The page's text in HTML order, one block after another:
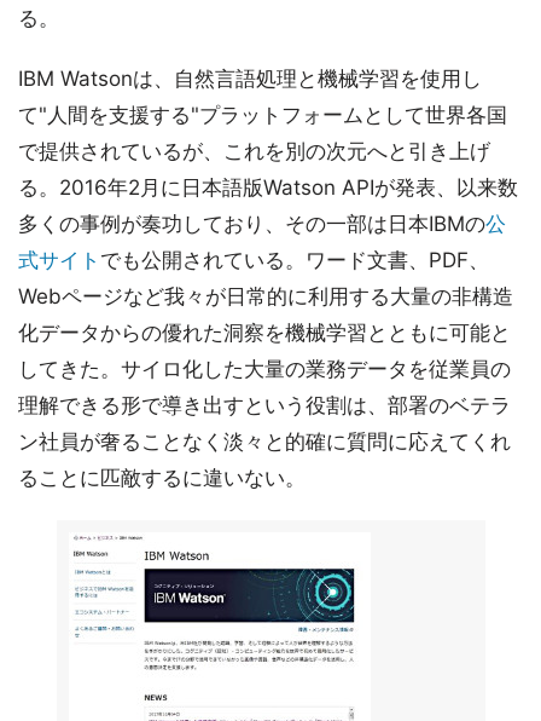
る。
IBM Watsonは、自然言語処理と機械学習を使用し
て"人間を支援する"プラットフォームとして世界各国
で提供されているが、これを別の次元へと引き上げ
る。2016年2月に日本語版Watson APIが発表、以来数
多くの事例が奏功しており、その一部は日本IBMの公
式サイト でも公開されている。ワード文書、PDF、
Webページなど我々が日常的に利用する大量の非構造
化データからの優れた洞察を機械学習とともに可能と
してきた。サイロ化した大量の業務データを従業員の
理解できる形で導き出すという役割は、部署のベテラ
ン社員が奢ることなく淡々と的確に質問に応えてくれ
ることに匹敵するに違いない。